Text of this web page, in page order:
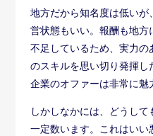
地方だから知名度は低い
営状態もいい。報酬も地方
不足しているため、実力
のスキルを思い切り発揮し
企業のオファーは非常に魅
しかしなかには、どうし
一定数います。これはい